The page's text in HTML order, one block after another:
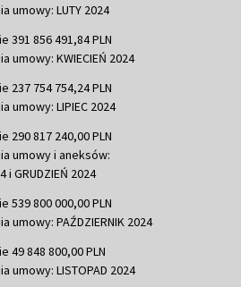
umowy: LUTY 2024
391 856 491,84 PLN
umowy: KWIECIEŃ 2024
237 754 754,24 PLN
umowy: LIPIEC 2024
290 817 240,00 PLN
umowy i aneksów:
i GRUDZIEŃ 2024
539 800 000,00 PLN
umowy: PAŹDZIERNIK 2024
49 848 800,00 PLN
umowy: LISTOPAD 2024